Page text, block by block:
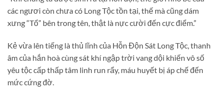
các ngươi còn chưa có Long Tộc tồn tại, thế mà cũng dám
xưng “Tổ” bên trong tên, thật là nực cười đến cực điểm.”
Kẻ vừa lên tiếng là thủ lĩnh của Hỗn Độn Sát Long Tộc, thanh
âm của hắn hoà cùng sát khí ngập trời vang dội khiến vô số
yêu tộc cấp thấp tâm linh run rẩy, máu huyết bị áp chế đến
mức cứng đờ.